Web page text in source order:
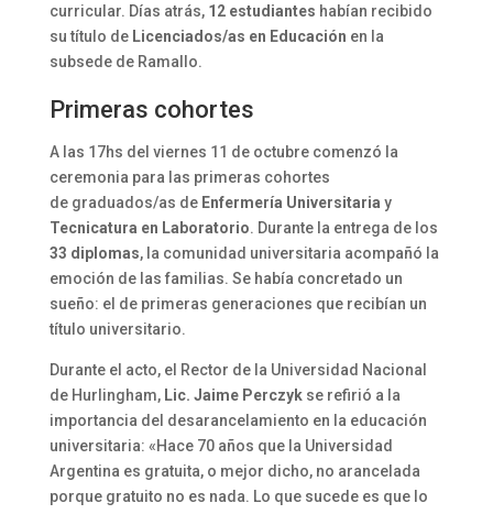
curricular. Días atrás, 12 estudiantes habían recibido
su título de Licenciados/as en Educación en la
subsede de Ramallo.
Primeras cohortes
A las 17hs del viernes 11 de octubre comenzó la
ceremonia para las primeras cohortes
de graduados/as de Enfermería Universitaria y
Tecnicatura en Laboratorio. Durante la entrega de los
33 diplomas, la comunidad universitaria acompañó la
emoción de las familias. Se había concretado un
sueño: el de primeras generaciones que recibían un
título universitario.
Durante el acto, el Rector de la Universidad Nacional
de Hurlingham,Lic. Jaime Perczykse refirió a la
importancia del desarancelamiento en la educación
universitaria: «Hace 70 años que la Universidad
Argentina es gratuita, o mejor dicho, no arancelada
porque gratuito no es nada. Lo que sucede es que lo